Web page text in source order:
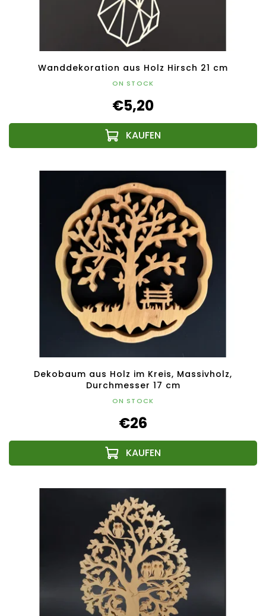
Wanddekoration aus Holz Hirsch 21 cm
ON STOCK
€5,20
Dekobaum aus Holz im Kreis, Massivholz,
Durchmesser 17 cm
ON STOCK
€26